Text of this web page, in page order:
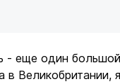
- еще один большой
в Великобритании,